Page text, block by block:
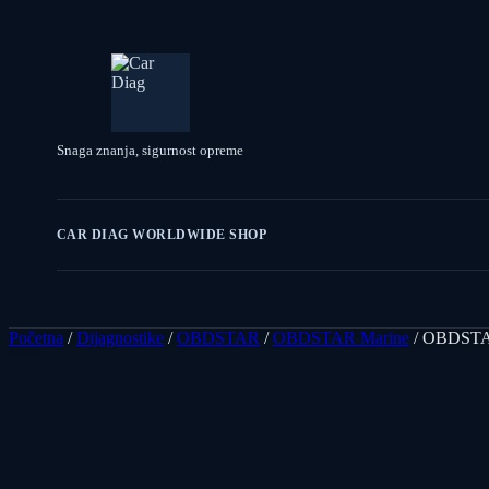
Snaga znanja, sigurnost opreme
CAR DIAG WORLDWIDE SHOP
Početna /Dijagnostike /OBDSTAR /OBDSTAR Marine /